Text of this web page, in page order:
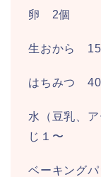
卵 2個
生おから
はちみつ
水（豆乳、
じ１〜
ベーキング